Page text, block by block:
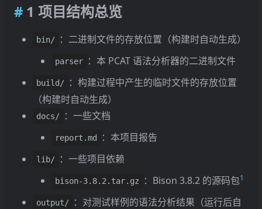
5.2 Token 类型
6.2 语法错误
7 语法树实现
7.1Node
7.2 ValueNode
7.4 如何继承
7.4.1Node类的派生类:
7.4.2 ValueNode类的派生类:BinaryExpr
类的派生类:
1 项目结构总览
bin/ ：二进制文件的存放位置（构建时自动生成）
parser ：本 PCAT 语法分析器的二进制文件
build/
：构建过程中产生的临时文件的存放位置
（构建时自动生成）
docs/ ：一些文档
report.md ：本项目报告
lib/ ：一些项目依赖
bison-3.8.2.tar.gz ：Bison 3.8.2 的源码包1
output/
：对测试样例的语法分析结果（运行后自